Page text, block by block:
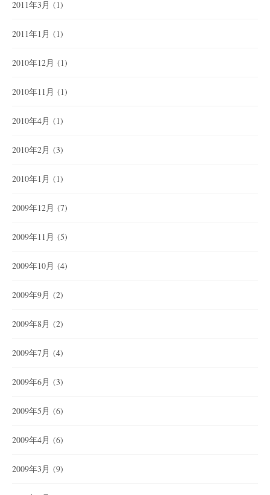
2011年3月 (1)
2011年1月 (1)
2010年12月 (1)
2010年11月 (1)
2010年4月 (1)
2010年2月 (3)
2010年1月 (1)
2009年12月 (7)
2009年11月 (5)
2009年10月 (4)
2009年9月 (2)
2009年8月 (2)
2009年7月 (4)
2009年6月 (3)
2009年5月 (6)
2009年4月 (6)
2009年3月 (9)